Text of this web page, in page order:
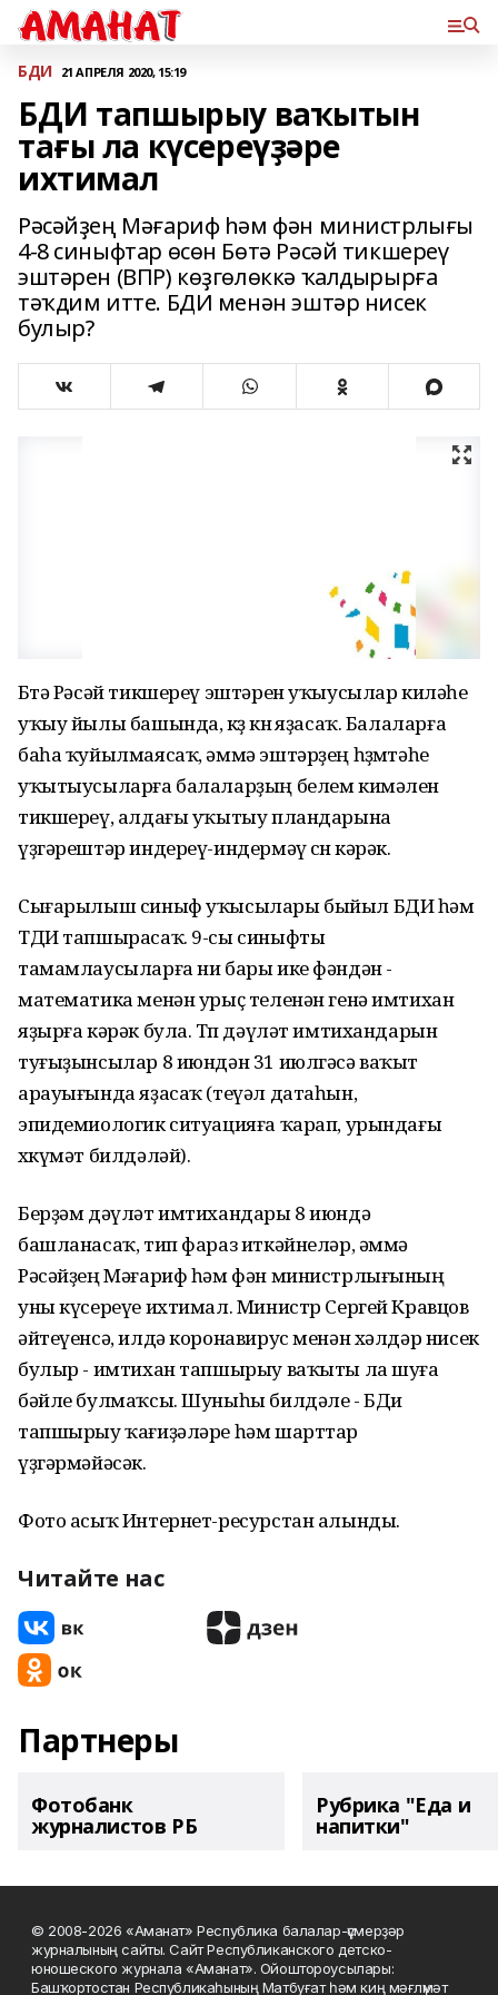
БДИ 21 АПРЕЛЯ 2020, 15:19
БДИ тапшырыу ваҡытын
тағы ла күсереүҙәре
ихтимал
Рәсәйҙең Мәғариф һәм фән министрлығы
4-8 синыфтар өсөн Бөтә Рәсәй тикшереү
эштәрен (ВПР) көҙгөлөккә ҡалдырырға
тәҡдим итте. БДИ менән эштәр нисек
булыр?
Бөтә Рәсәй тикшереү эштәрен уҡыусылар киләһе
уҡыу йылы башында, көҙ көнө яҙасаҡ. Балаларға
баһа ҡуйылмаясаҡ, әммә эштәрҙең һөҙөмтәһе
уҡытыусыларға балаларҙың белем кимәлен
тикшереү, алдағы уҡытыу пландарына
үҙгәрештәр индереү-индермәү өсөн кәрәк.
Сығарылыш синыф уҡысылары быйыл БДИ һәм
ТДИ тапшырасаҡ. 9-сы синыфты
тамамлаусыларға ни бары ике фәндән -
математика менән урыҫ теленән генә имтихан
яҙырға кәрәк була. Төп дәүләт имтихандарын
туғыҙынсылар 8 июндән 31 июлгәсә ваҡыт
арауығында яҙасаҡ (теүәл датаһын,
эпидемиологик ситуацияға ҡарап, урындағы
хөкүмәт билдәләй).
Берҙәм дәүләт имтихандары 8 июндә
башланасаҡ, тип фараз иткәйнеләр, әммә
Рәсәйҙең Мәғариф һәм фән министрлығының
уны күсереүе ихтимал. Министр Сергей Кравцов
әйтеүенсә, илдә коронавирус менән хәлдәр нисек
булыр - имтихан тапшырыу ваҡыты ла шуға
бәйле булмаҡсы. Шуныһы билдәле - БДи
тапшырыу ҡағиҙәләре һәм шарттар
үҙгәрмәйәсәк.
Фото асыҡ Интернет-ресурстан алынды.
Читайте нас
Партнеры
Фотобанк
журналистов РБ
Рубрика "Еда и
напитки"
© 2008-2026 «Аманат» Республика балалар-үҫмерҙәр
журналының сайты. Сайт Республиканского детско-
юношеского журнала «Аманат». Ойоштороусылары:
Башҡортостан Республикаһының Матбуғат һәм киң мәғлүмәт